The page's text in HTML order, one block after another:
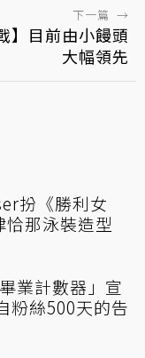
下一篇 →
】目前由小饅頭
大幅領先
扮《勝利女
那泳裝造型
業計數器」宣
粉絲500天的告